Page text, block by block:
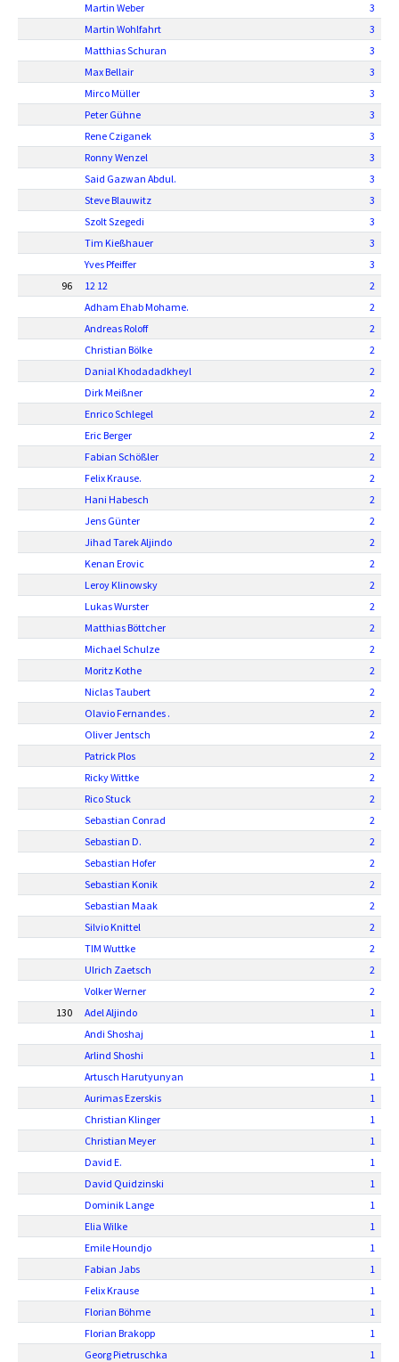
Martin Weber
3
Martin Wohlfahrt
3
Matthias Schuran
3
Max Bellair
3
Mirco Müller
3
Peter Gühne
3
Rene Cziganek
3
Ronny Wenzel
3
Said Gazwan Abdul.
3
Steve Blauwitz
3
Szolt Szegedi
3
Tim Kießhauer
3
Yves Pfeiffer
3
96
12 12
2
Adham Ehab Mohame.
2
Andreas Roloff
2
Christian Bölke
2
Danial Khodadadkheyl
2
Dirk Meißner
2
Enrico Schlegel
2
Eric Berger
2
Fabian Schößler
2
Felix Krause.
2
Hani Habesch
2
Jens Günter
2
Jihad Tarek Aljindo
2
Kenan Erovic
2
Leroy Klinowsky
2
Lukas Wurster
2
Matthias Böttcher
2
Michael Schulze
2
Moritz Kothe
2
Niclas Taubert
2
Olavio Fernandes .
2
Oliver Jentsch
2
Patrick Plos
2
Ricky Wittke
2
Rico Stuck
2
Sebastian Conrad
2
Sebastian D.
2
Sebastian Hofer
2
Sebastian Konik
2
Sebastian Maak
2
Silvio Knittel
2
TIM Wuttke
2
Ulrich Zaetsch
2
Volker Werner
2
130
Adel Aljindo
1
Andi Shoshaj
1
Arlind Shoshi
1
Artusch Harutyunyan
1
Aurimas Ezerskis
1
Christian Klinger
1
Christian Meyer
1
David E.
1
David Quidzinski
1
Dominik Lange
1
Elia Wilke
1
Emile Houndjo
1
Fabian Jabs
1
Felix Krause
1
Florian Böhme
1
Florian Brakopp
1
Georg Pietruschka
1